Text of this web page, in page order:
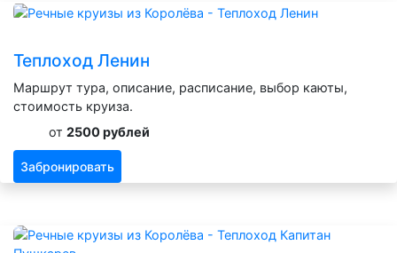
Теплоход Ленин
Маршрут тура, описание, расписание, выбор каюты,
стоимость круиза.
от 2500 рублей
Забронировать